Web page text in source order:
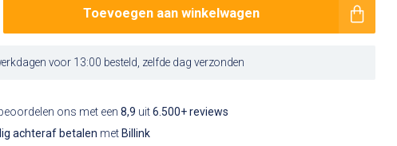
Toevoegen aan winkelwagen
voor 13:00 besteld, zelfde dag verzonden
ons met een8,9 uit6.500+ reviews
achteraf betalen met Billink